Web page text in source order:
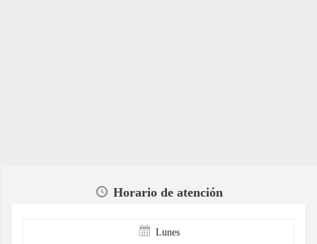
Horario de atención
Lunes